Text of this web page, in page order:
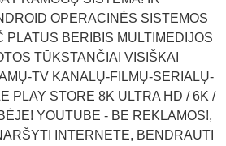
OPERACINĖS SISTEMOS
PLATUS BERIBIS MULTIMEDIJOS
TŪKSTANČIAI VISIŠKAI
TV KANALŲ-FILMŲ-SERIALŲ-
PLAY STORE 8K ULTRA HD / 6K /
YOUTUBE - BE REKLAMOS!,
INTERNETE, BENDRAUTI